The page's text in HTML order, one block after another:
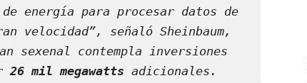
energía para procesar datos de
velocidad”, señaló Sheinbaum,
sexenal contempla inversiones
26 mil megawatts adicionales.